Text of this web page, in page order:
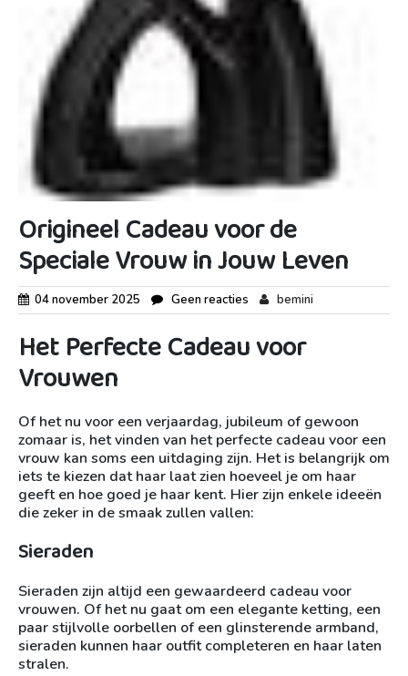
Origineel Cadeau voor de
Speciale Vrouw in Jouw Leven
04 november 2025 Geen reacties bemini
Het Perfecte Cadeau voor
Vrouwen
Of het nu voor een verjaardag, jubileum of gewoon
zomaar is, het vinden van het perfecte cadeau voor een
vrouw kan soms een uitdaging zijn. Het is belangrijk om
iets te kiezen dat haar laat zien hoeveel je om haar
geeft en hoe goed je haar kent. Hier zijn enkele ideeën
die zeker in de smaak zullen vallen:
Sieraden
Sieraden zijn altijd een gewaardeerd cadeau voor
vrouwen. Of het nu gaat om een elegante ketting, een
paar stijlvolle oorbellen of een glinsterende armband,
sieraden kunnen haar outfit completeren en haar laten
stralen.